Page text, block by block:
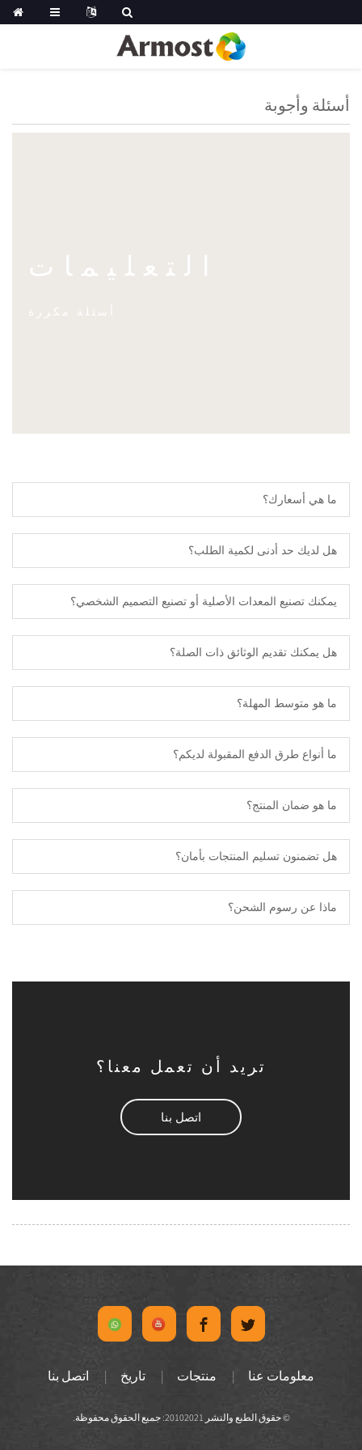
أسئلة وأجوبة
التعليمات
أسئلة مكررة
ما هي أسعارك؟
هل لديك حد أدنى لكمية الطلب؟
يمكنك تصنيع المعدات الأصلية أو تصنيع التصميم الشخصي؟
هل يمكنك تقديم الوثائق ذات الصلة؟
ما هو متوسط ​​المهلة؟
ما أنواع طرق الدفع المقبولة لديكم؟
ما هو ضمان المنتج؟
هل تضمنون تسليم المنتجات بأمان؟
ماذا عن رسوم الشحن؟
تريد أن تعمل معنا؟
اتصل بنا
معلومات عنا منتجات تاريخ اتصل بنا
© حقوق الطبع والنشر 20102021: جميع الحقوق محفوظة.